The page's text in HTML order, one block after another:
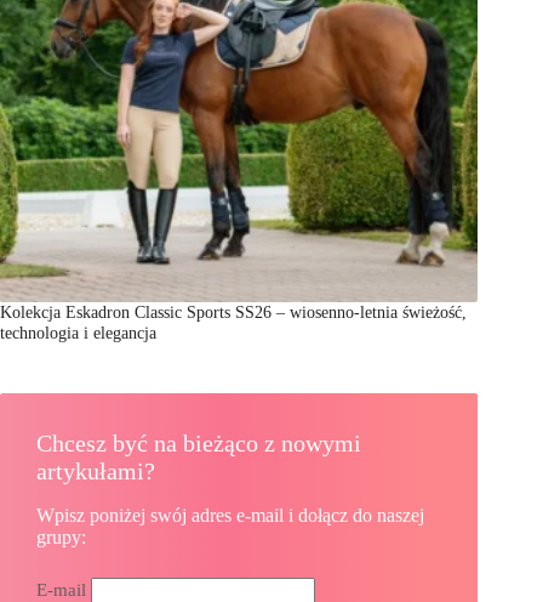
Kolekcja Eskadron Classic Sports SS26 – wiosenno-letnia świeżość,
technologia i elegancja
Chcesz być na bieżąco z nowymi
artykułami?
Wpisz poniżej swój adres e-mail i dołącz do naszej
grupy:
E-mail